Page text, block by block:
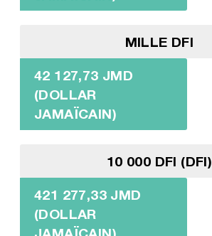
MILLE DFI
42 127,73 JMD
(DOLLAR
JAMAÏCAIN)
10 000 DFI (DFI)
421 277,33 JMD
(DOLLAR
JAMAÏCAIN)